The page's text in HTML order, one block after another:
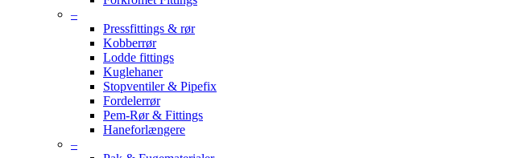
–
Pressfittings & rør
Kobberrør
Lodde fittings
Kuglehaner
Stopventiler & Pipefix
Fordelerrør
Pem-Rør & Fittings
Haneforlængere
–